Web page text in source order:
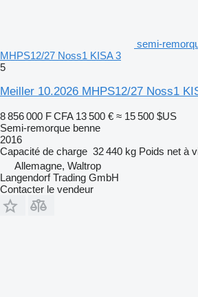
semi-
MHPS12/27 Noss1 KISA 3
5
Meiller 10.2026 MHPS12/27 Noss1
8 856 000 F CFA 13 500 € ≈ 15 500 $US
Semi-remorque benne
2016
Capacité de charge 32 440 kg Poids net à
Allemagne, Waltrop
Langendorf Trading GmbH
Contacter le vendeur